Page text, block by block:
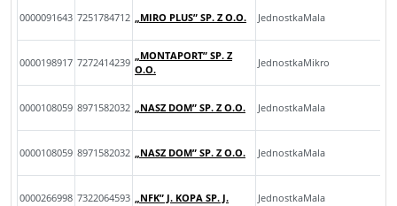
0000091643 7251784712 „MIRO PLUS” SP. Z O.O. JednostkaMala
0000198917 7272414239
„MONTAPORT” SP. Z
O.O.
JednostkaMikro
0000108059 8971582032 „NASZ DOM” SP. Z O.O. JednostkaMala
0000108059 8971582032 „NASZ DOM” SP. Z O.O. JednostkaMala
0000266998 7322064593 „NFK” J. KOPA SP. J. JednostkaMala